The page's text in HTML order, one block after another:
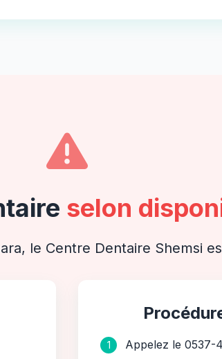
selon
le Centre Dentaire Shemsi
1 Appelez le 0537-